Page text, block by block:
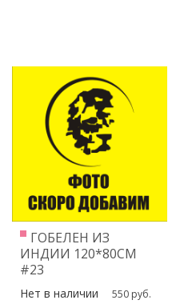
ГОБЕЛЕН ИЗ
ИНДИИ 120*80СМ
#23
Нет в наличии 550 руб.